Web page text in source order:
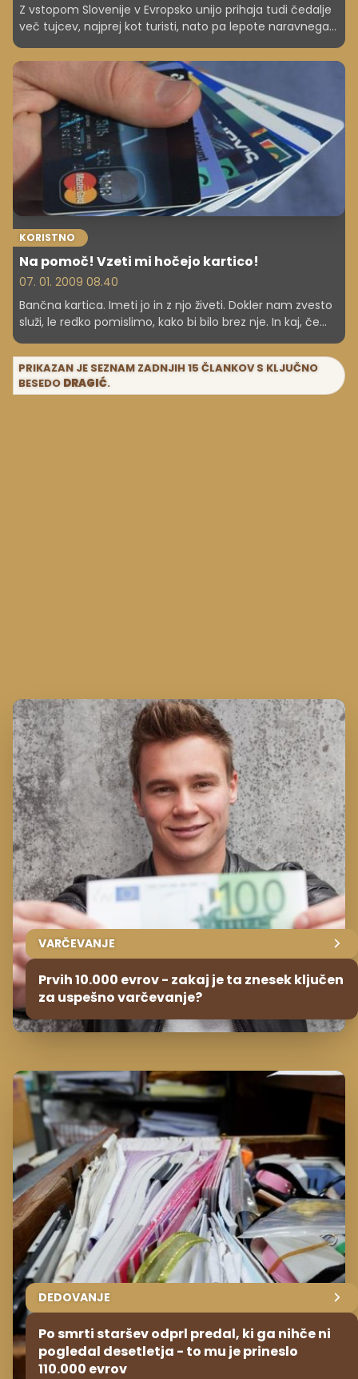
Z vstopom Slovenije v Evropsko unijo prihaja tudi čedalje
več tujcev, najprej kot turisti, nato pa lepote naravnega
naši prelepi domovini.
KORISTNO
Na pomoč! Vzeti mi hočejo kartico!
07. 01. 2009 08.40
Bančna kartica. Imeti jo in z njo živeti. Dokler nam zvesto
služi, le redko pomislimo, kako bi bilo brez nje. In kaj, če
PRIKAZAN JE SEZNAM ZADNJIH 15 ČLANKOV S KLJUČNO
BESEDO DRAGIĆ.
VARČEVANJE
Prvih 10.000 evrov - zakaj je ta znesek ključen
za uspešno varčevanje?
DEDOVANJE
Po smrti staršev odprl predal, ki ga nihče ni
pogledal desetletja - to mu je prineslo
110.000 evrov